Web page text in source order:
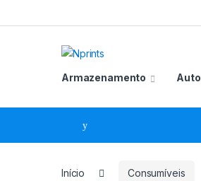
para
para
Armazenamento Auto
Início Consumíveis